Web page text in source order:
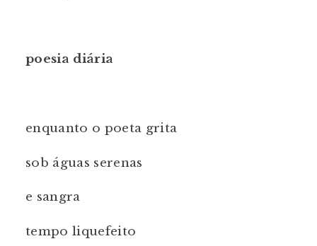
poesia diária
enquanto o poeta grita
sob águas serenas
e sangra
tempo liquefeito